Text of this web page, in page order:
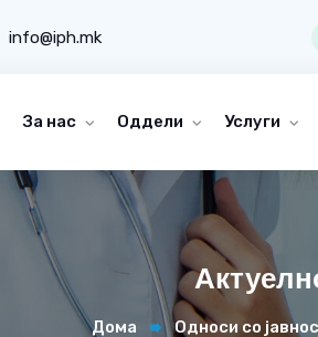
info@iph.mk
За нас Оддели Услуги
Дома Односи со